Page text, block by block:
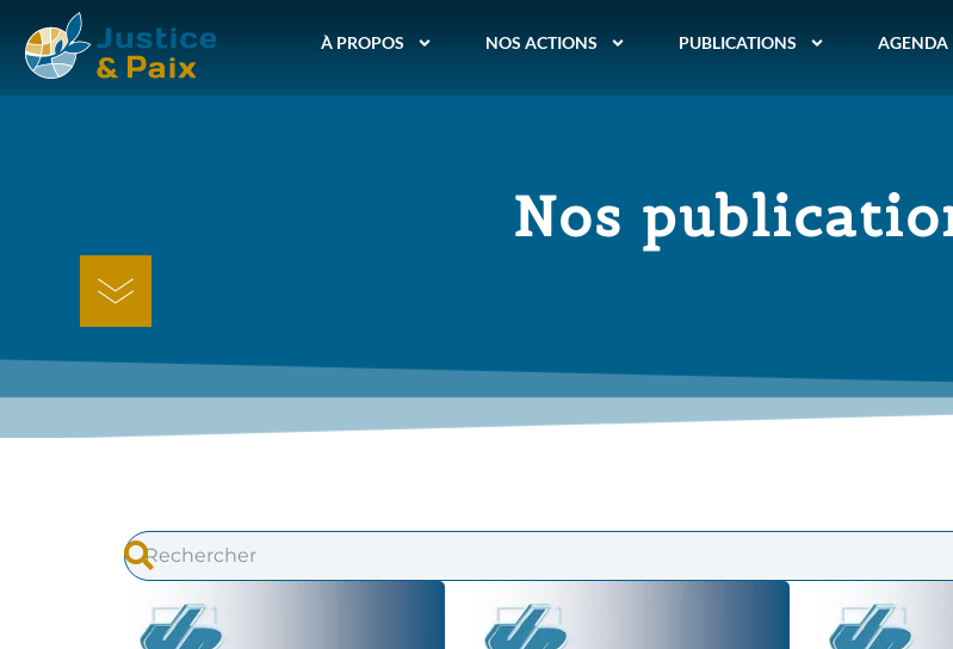
À PROPOS NOS ACTIONS PUBLICATIONS AGENDA
Nos